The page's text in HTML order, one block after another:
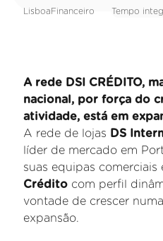
Lisboa Financeiro Tempo
A rede DSI CRÉDITO,
nacional, por força do
atividade, está em
A rede de lojas
DS
líder de mercado em
suas equipas comerciais
Créditocom perfil
vontade de crescer
expansão.